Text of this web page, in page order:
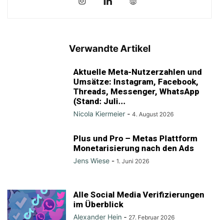
Verwandte Artikel
Aktuelle Meta-Nutzerzahlen und
Umsätze: Instagram, Facebook,
Threads, Messenger, WhatsApp
(Stand: Juli...
Nicola Kiermeier - 4. August 2026
Plus und Pro – Metas Plattform
Monetarisierung nach den Ads
Jens Wiese - 1. Juni 2026
Alle Social Media Verifizierungen
im Überblick
Alexander Hein - 27. Februar 2026